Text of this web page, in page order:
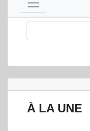
À LA UNE